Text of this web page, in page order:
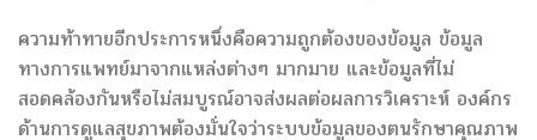
ความท้าทายอีกประการหนึ่งคือความถูกต้องของข้อมูล ข้อมูล
ทางการแพทย์มาจากแหล่งต่างๆ มากมาย และข้อมูลที่ไม่
สอดคล้องกันหรือไม่สมบูรณ์อาจส่งผลต่อผลการวิเคราะห์ องค์กร
ด้านการดูแลสุขภาพต้องมั่นใจว่าระบบข้อมูลของตนรักษาคุณภาพ